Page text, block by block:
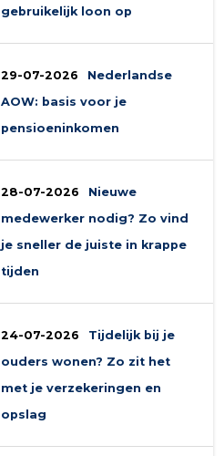
gebruikelijk loon op
29-07-2026
Nederlandse
AOW: basis voor je
pensioeninkomen
28-07-2026
Nieuwe
medewerker nodig? Zo vind
je sneller de juiste in krappe
tijden
24-07-2026
Tijdelijk bij je
ouders wonen? Zo zit het
met je verzekeringen en
opslag